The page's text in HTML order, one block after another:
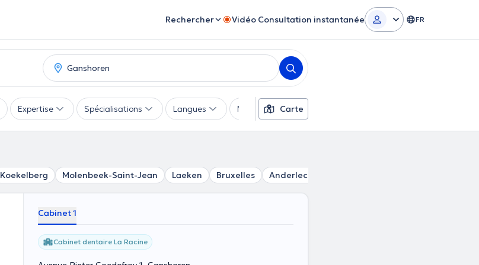
Rechercher Vidéo Consultation instantanée FR
Expertise Spécialisations Langues Moyens de paiement
Carte
Koekelberg Molenbeek-Saint-Jean Laeken Bruxelles Anderlecht
Cabinet 1
Cabinet dentaire La Racine